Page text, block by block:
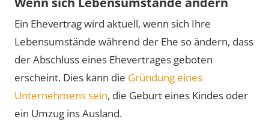
Ein Ehevertrag wird aktuell, wenn sich Ihre
Lebensumstände während der Ehe so ändern, dass
der Abschluss eines Ehevertrages geboten
erscheint. Dies kann die Gründung eines
Unternehmens sein, die Geburt eines Kindes oder
ein Umzug ins Ausland.